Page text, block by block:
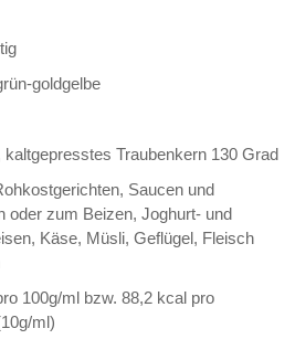
goldgelbe
kaltgepresstes Traubenkern 130 Grad
Saucen und
oder zum Beizen, Joghurt- und
Käse, Müsli, Geflügel, Fleisch
100g/ml bzw. 88,2 kcal pro
ml)